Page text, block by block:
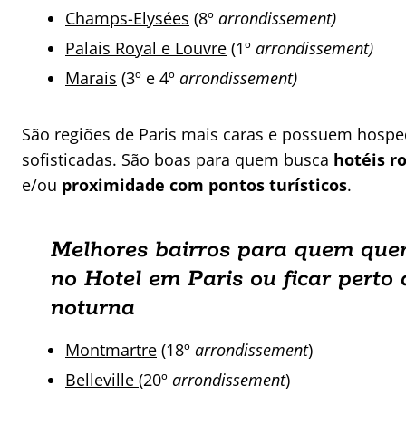
Champs-Elysées (8º arrondissement)
Palais Royal e Louvre (1º arrondissement)
Marais (3º e 4º arrondissement)
São regiões de Paris mais caras e possuem
sofisticadas. São boas para quem busca hotéis
e/ou proximidade com pontos turísticos.
Melhores bairros para quem
no Hotel em Paris ou ficar perto
noturna
Montmartre (18º arrondissement)
Belleville (20º arrondissement)